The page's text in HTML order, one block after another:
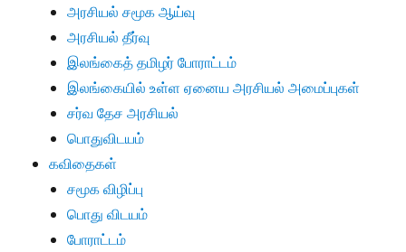
அரசியல் சமூக ஆய்வு
அரசியல் தீர்வு
இலங்கைத் தமிழர் போராட்டம்
இலங்கையில் உள்ள ஏனைய அரசியல் அமைப்புகள்
சர்வ தேச அரசியல்
பொதுவிடயம்
கவிதைகள்
சமூக விழிப்பு
பொது விடயம்
போராட்டம்